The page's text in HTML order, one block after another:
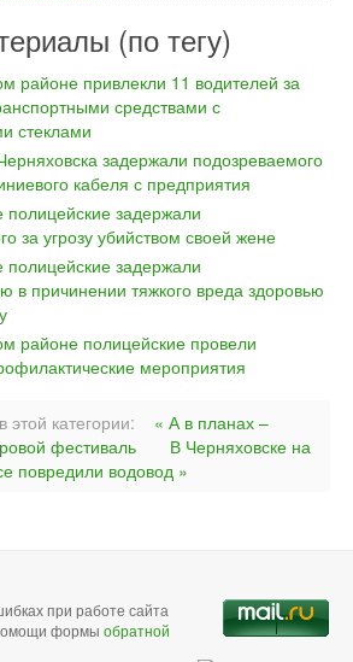
(по тегу)
районе привлекли 11 водителей за
средствами с
стеклами
задержали подозреваемого
кабеля с предприятия
полицейские задержали
за угрозу убийством своей жене
полицейские задержали
в причинении тяжкого вреда здоровью
районе полицейские провели
мероприятия
категории:
« А в планах –
фестиваль
В Черняховске на
повредили водовод »
при работе сайта
формы обратной